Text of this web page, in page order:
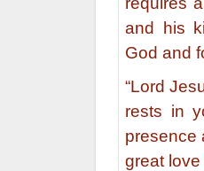
and his
God and
“Lord
rests in
presence
great